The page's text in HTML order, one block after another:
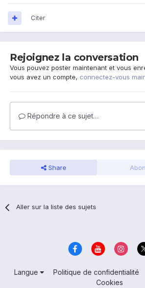
Citer
Rejoignez la conversation
Vous pouvez poster maintenant et vous
vous avez un compte, connectez-vous
Répondre à ce sujet…
Share
Aller sur la liste des sujets
Langue Politique de confidentialité
Cookies